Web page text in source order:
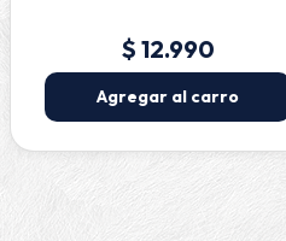
$ 12.990
Agregar al carro